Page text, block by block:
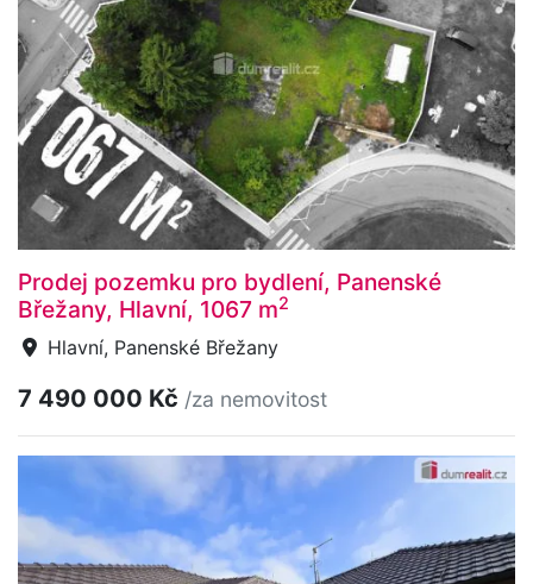
Prodej pozemku pro bydlení, Panenské
Břežany, Hlavní, 1067 m2
Hlavní, Panenské Břežany
7 490 000 Kč /za nemovitost